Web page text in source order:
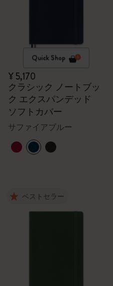
Quick Shop
¥ 5,170
クラシック ノートブッ
ク エクスパンデッド
ソフトカバー
サファイアブルー
ベストセラー